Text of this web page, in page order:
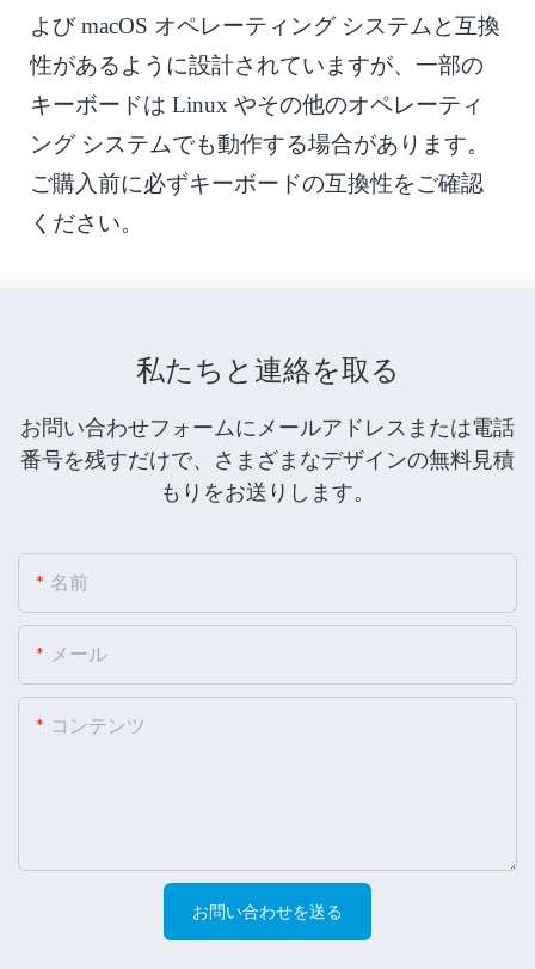
よび macOS オペレーティング システムと互換
性があるように設計されていますが、一部の
キーボードは Linux やその他のオペレーティ
ング システムでも動作する場合があります。
ご購入前に必ずキーボードの互換性をご確認
ください。
私たちと連絡を取る
お問い合わせフォームにメールアドレスまたは電話
番号を残すだけで、さまざまなデザインの無料見積
もりをお送りします。
名前
メール
コンテンツ
お問い合わせを送る